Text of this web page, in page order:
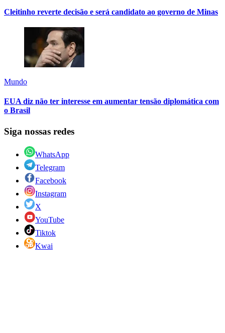
Cleitinho reverte decisão e será candidato ao governo de Minas
Mundo
EUA diz não ter interesse em aumentar tensão diplomática com
o Brasil
Siga nossas redes
WhatsApp
Telegram
Facebook
Instagram
X
YouTube
Tiktok
Kwai